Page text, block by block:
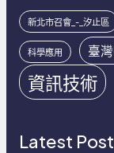
新北市召會_-_汐止區
科學應用 臺
資訊技術
Latest